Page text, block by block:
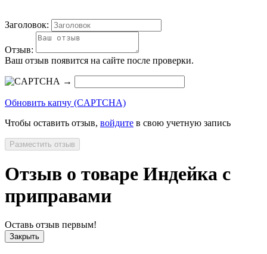
Заголовок:
Отзыв:
Ваш отзыв появится на сайте после проверки.
→
Обновить капчу (CAPTCHA)
Чтобы оставить отзыв, войдите в свою учетную запись
Разместить отзыв
Отзыв о товаре Индейка с
приправами
Оставь отзыв первым!
Закрыть